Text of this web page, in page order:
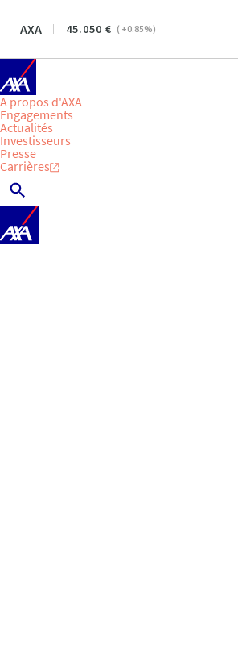
AXA 45.050 ( +0.85%)
A propos d'AXA
Engagements
Actualités
Investisseurs
Presse
Carrières